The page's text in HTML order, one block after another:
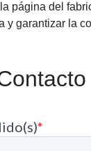
página del
y garantizar la